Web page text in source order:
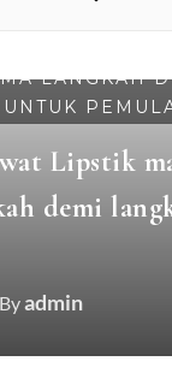
LANGKAH
Lipstik
demi
admin